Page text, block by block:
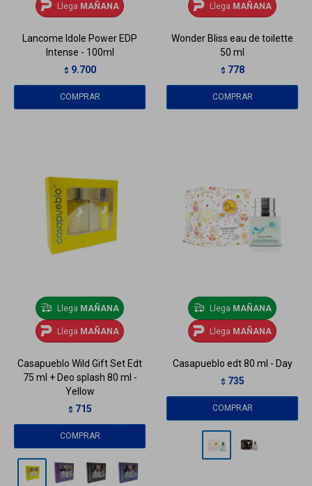
Llega MAÑANA
Lancome Idole Power EDP
Intense - 100ml
$ 9.700
Llega MAÑANA
Wonder Bliss eau de toilette
50 ml
$ 778
Llega MAÑANA
Llega MAÑANA
Casapueblo Wild Gift Set Edt
75 ml + Deo splash 80 ml -
Yellow
$ 715
Llega MAÑANA
Llega MAÑANA
Casapueblo edt 80 ml - Day
$ 735